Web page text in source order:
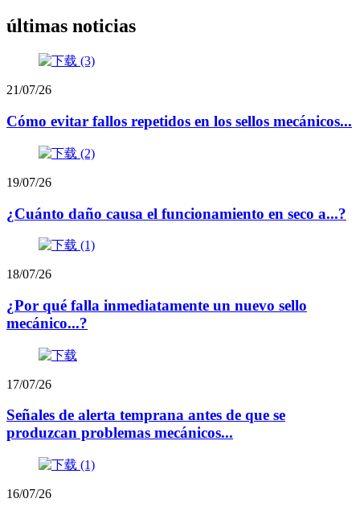
últimas noticias
21/07/26
Cómo evitar fallos repetidos en los sellos mecánicos...
19/07/26
¿Cuánto daño causa el funcionamiento en seco a...?
18/07/26
¿Por qué falla inmediatamente un nuevo sello
mecánico...?
17/07/26
Señales de alerta temprana antes de que se
produzcan problemas mecánicos...
16/07/26